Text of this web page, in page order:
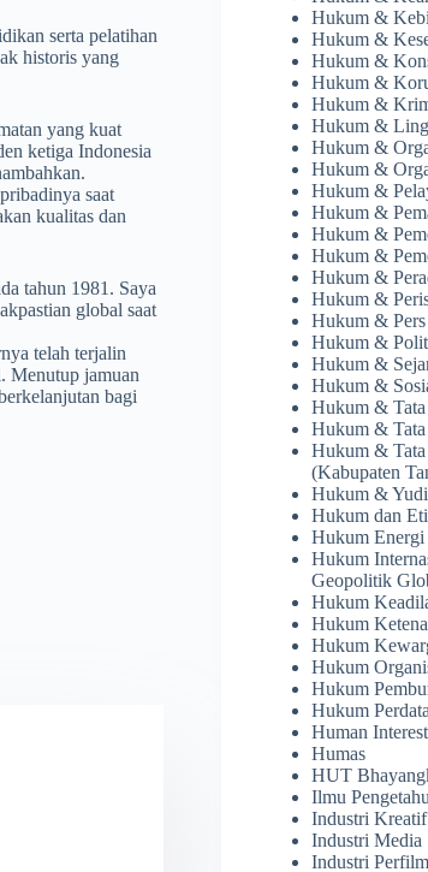
serta pelatihan
historis yang
yang kuat
ketiga Indonesia
saat
kualitas dan
tahun 1981. Saya
global saat
telah terjalin
Menutup jamuan
bagi
Hukum &
Hukum &
Hukum &
Hukum &
Hukum &
Hukum &
Hukum &
Hukum &
Hukum &
Hukum &
Hukum &
Hukum &
Hukum &
Hukum &
Hukum & Pers
Hukum &
Hukum &
Hukum &
Hukum &
Hukum &
Hukum &
(Kabupaten
Hukum &
Hukum dan
Hukum Energi
Hukum
Geopolitik
Hukum
Hukum
Hukum
Hukum
Hukum
Hukum
Human Interest
Humas
HUT
Ilmu
Industri Kreatif
Industri Media
Industri